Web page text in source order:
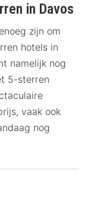
in Davos
zijn om
hotels in
namelijk nog
5-sterren
vaak ook
nog